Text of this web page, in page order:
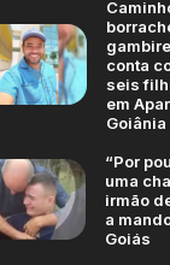
conta
seis
em
Goiânia
“Por
uma
irmão
a
Goiás